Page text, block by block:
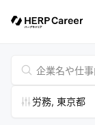
労務, 東京都